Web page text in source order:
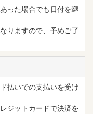
った場合でも日付を遡
りますので、予めご了
払いでの支払いを受け
ジットカードで決済を